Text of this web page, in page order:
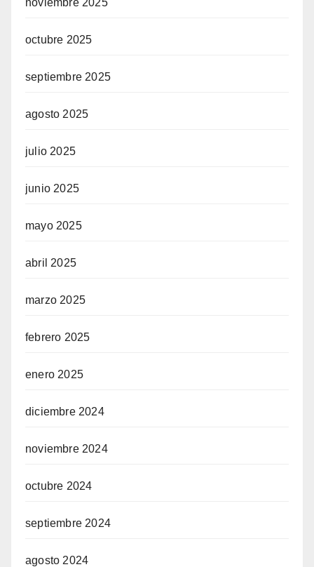
octubre 2025
septiembre 2025
agosto 2025
julio 2025
junio 2025
mayo 2025
abril 2025
marzo 2025
febrero 2025
enero 2025
diciembre 2024
noviembre 2024
octubre 2024
septiembre 2024
agosto 2024